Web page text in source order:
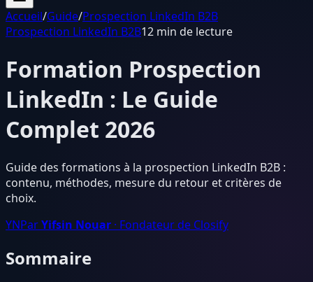
Accueil/Guide/Prospection LinkedIn B2B
Prospection LinkedIn B2B12 min de lecture
Formation Prospection
LinkedIn : Le Guide
Complet 2026
Guide des formations à la prospection LinkedIn B2B :
contenu, méthodes, mesure du retour et critères de
choix.
YNParYifsin Nouar · Fondateur de Closify
Sommaire